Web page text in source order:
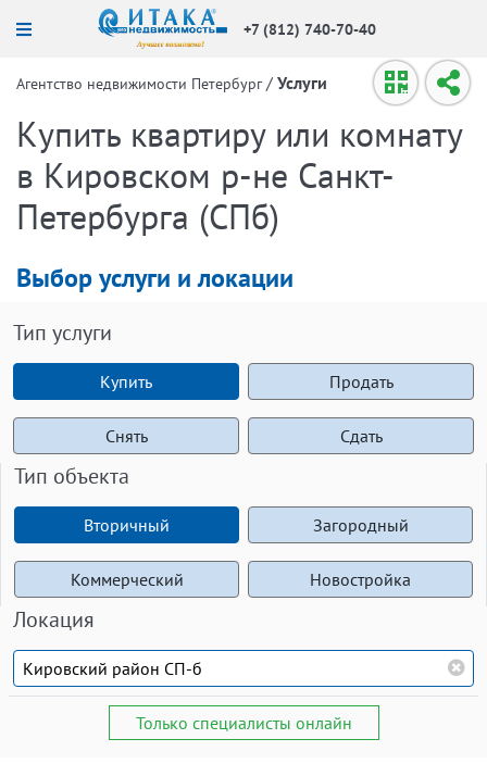
+7 (812) 740-70-40
Агентство недвижимости Петербург / Услуги
Купить квартиру или комнату
в Кировском р-не Санкт-
Петербурга (СПб)
Выбор услуги и локации
Тип услуги
Купить Продать
Снять Сдать
Тип объекта
Вторичный Загородный
Коммерческий Новостройка
Локация
Только специалисты онлайн